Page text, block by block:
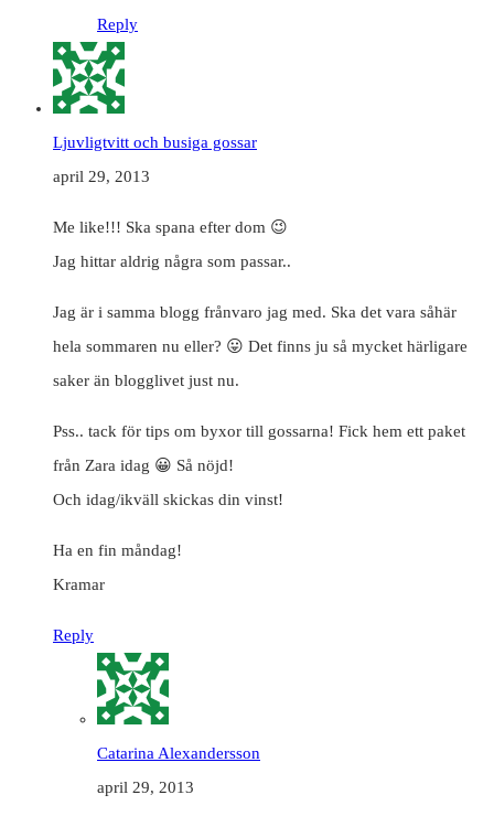
Reply
Ljuvligtvitt och busiga gossar
april 29, 2013
Me like!!! Ska spana efter dom 😉
Jag hittar aldrig några som passar..
Jag är i samma blogg frånvaro jag med. Ska det vara såhär
hela sommaren nu eller? 😛 Det finns ju så mycket härligare
saker än blogglivet just nu.
Pss.. tack för tips om byxor till gossarna! Fick hem ett paket
från Zara idag 😀 Så nöjd!
Och idag/ikväll skickas din vinst!
Ha en fin måndag!
Kramar
Reply
Catarina Alexandersson
april 29, 2013